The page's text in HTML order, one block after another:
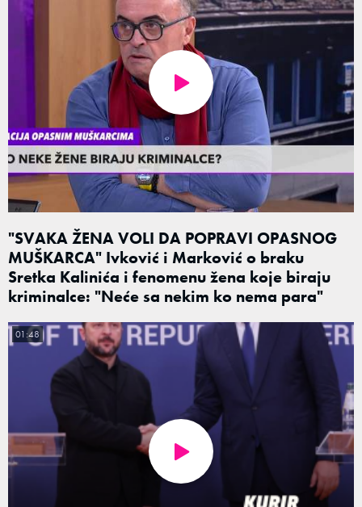
"SVAKA ŽENA VOLI DA POPRAVI OPASNOG
MUŠKARCA" Ivković i Marković o braku
Sretka Kalinića i fenomenu žena koje biraju
kriminalce: "Neće sa nekim ko nema para"
01:48